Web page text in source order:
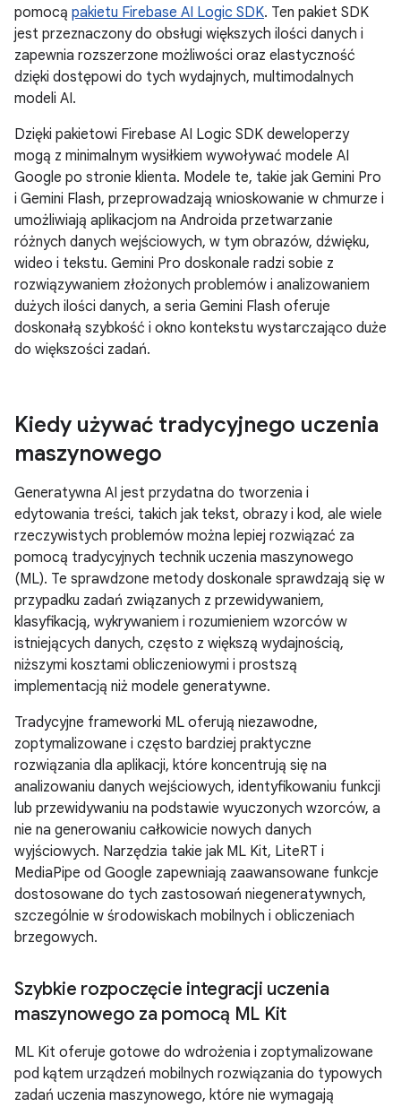
pomocą pakietu Firebase AI Logic SDK. Ten pakiet SDK
jest przeznaczony do obsługi większych ilości danych i
zapewnia rozszerzone możliwości oraz elastyczność
dzięki dostępowi do tych wydajnych, multimodalnych
modeli AI.
Dzięki pakietowi Firebase AI Logic SDK deweloperzy
mogą z minimalnym wysiłkiem wywoływać modele AI
Google po stronie klienta. Modele te, takie jak Gemini Pro
i Gemini Flash, przeprowadzają wnioskowanie w chmurze i
umożliwiają aplikacjom na Androida przetwarzanie
różnych danych wejściowych, w tym obrazów, dźwięku,
wideo i tekstu. Gemini Pro doskonale radzi sobie z
rozwiązywaniem złożonych problemów i analizowaniem
dużych ilości danych, a seria Gemini Flash oferuje
doskonałą szybkość i okno kontekstu wystarczająco duże
do większości zadań.
Kiedy używać tradycyjnego uczenia
maszynowego
Generatywna AI jest przydatna do tworzenia i
edytowania treści, takich jak tekst, obrazy i kod, ale wiele
rzeczywistych problemów można lepiej rozwiązać za
pomocą tradycyjnych technik uczenia maszynowego
(ML). Te sprawdzone metody doskonale sprawdzają się w
przypadku zadań związanych z przewidywaniem,
klasyfikacją, wykrywaniem i rozumieniem wzorców w
istniejących danych, często z większą wydajnością,
niższymi kosztami obliczeniowymi i prostszą
implementacją niż modele generatywne.
Tradycyjne frameworki ML oferują niezawodne,
zoptymalizowane i często bardziej praktyczne
rozwiązania dla aplikacji, które koncentrują się na
analizowaniu danych wejściowych, identyfikowaniu funkcji
lub przewidywaniu na podstawie wyuczonych wzorców, a
nie na generowaniu całkowicie nowych danych
wyjściowych. Narzędzia takie jak ML Kit, LiteRT i
MediaPipe od Google zapewniają zaawansowane funkcje
dostosowane do tych zastosowań niegeneratywnych,
szczególnie w środowiskach mobilnych i obliczeniach
brzegowych.
Szybkie rozpoczęcie integracji uczenia
maszynowego za pomocą ML Kit
ML Kit oferuje gotowe do wdrożenia i zoptymalizowane
pod kątem urządzeń mobilnych rozwiązania do typowych
zadań uczenia maszynowego, które nie wymagają